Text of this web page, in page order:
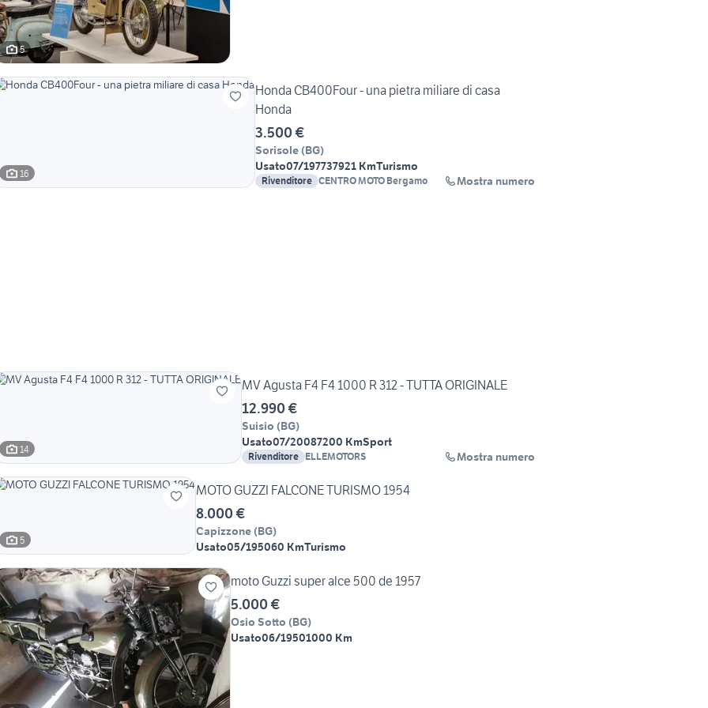
5
16
Honda CB400Four - una pietra miliare di casa
Honda
3.500 €
Sorisole (BG)
Usato07/197737921 KmTurismo
Rivenditore CENTRO MOTO Bergamo Mostra numero
14
MV Agusta F4 F4 1000 R 312 - TUTTA ORIGINALE
12.990 €
Suisio (BG)
Usato07/20087200 KmSport
Rivenditore ELLEMOTORS Mostra numero
5
MOTO GUZZI FALCONE TURISMO 1954
8.000 €
Capizzone (BG)
Usato05/195060 KmTurismo
moto Guzzi super alce 500 de 1957
5.000 €
Osio Sotto (BG)
Usato06/19501000 Km